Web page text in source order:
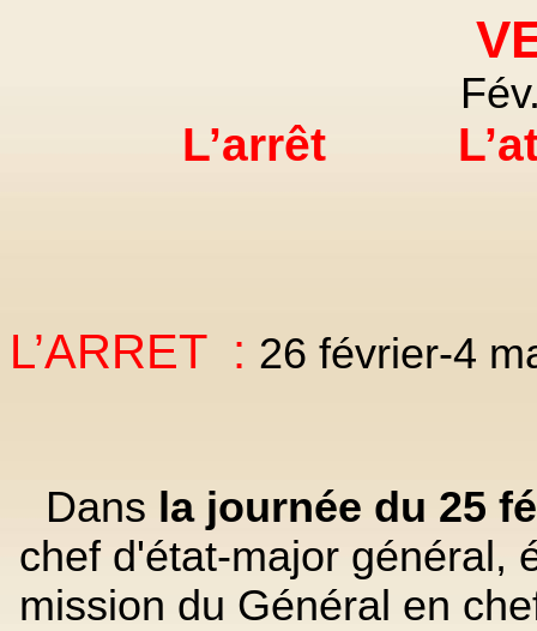
L’arrêt
L’ARRET : 26 février-4
Dans la journée du 25
chef d'état-major général,
mission du Général en